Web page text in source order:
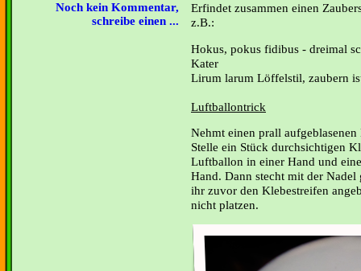
Noch kein Kommentar,
schreibe einen ...
Erfindet zusammen einen
z.B.:
Hokus, pokus fidibus - dreimal
Lirum larum Löffelstil,
Luftballontrick
Nehmt einen prall
Stelle ein Stück durchsichtigen
Luftballon in einer Hand und
Hand. Dann stecht mit der
ihr zuvor den Klebestreifen
nicht platzen.